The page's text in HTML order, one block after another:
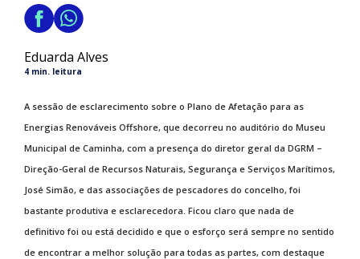
Eduarda Alves
4 min. leitura
A sessão de esclarecimento sobre o Plano de Afetação para as
Energias Renováveis Offshore, que decorreu no auditório do Museu
Municipal de Caminha, com a presença do diretor geral da DGRM –
Direção-Geral de Recursos Naturais, Segurança e Serviços Marítimos,
José Simão, e das associações de pescadores do concelho, foi
bastante produtiva e esclarecedora. Ficou claro que nada de
definitivo foi ou está decidido e que o esforço será sempre no sentido
de encontrar a melhor solução para todas as partes, com destaque